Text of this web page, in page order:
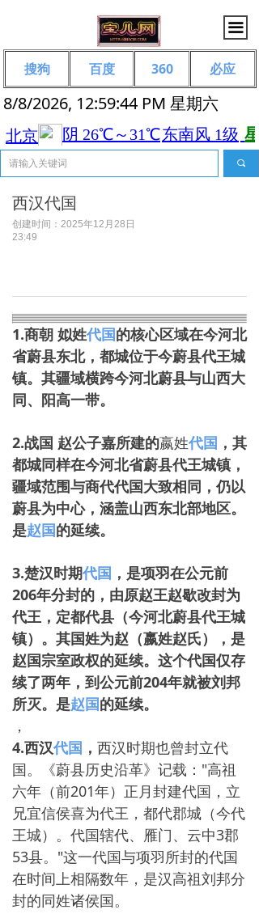
끀
8/8/2026, 12:59:44 PM 星期六
끠
搜狗 百度 360 必应
西汉代国
创建时间： 2025年12月28日
23:49
1.商朝 姒姓代国的核心区域在‌今河北
省蔚县东北‌，都城位于今蔚县代王城
镇。其疆域横跨今河北蔚县与山西大
同、阳高一带。
2.战国 赵公子嘉所建的嬴姓代国 ，其
都城同样在‌今河北省蔚县代王城镇‌，
疆域范围与商代代国大致相同，仍以
蔚县为中心，涵盖山西东北部地区。
是赵国的延续。
3.楚汉时期代国 ，是项羽在公元前
206年分封的，由原赵王赵歇改封为
代王，定都代县（今河北蔚县代王城
镇）。其国姓为‌赵‌（嬴姓赵氏），是
赵国宗室政权的延续。这个代国仅存
续了两年，到公元前204年就被刘邦
所灭。 是赵国的延续。
，
4.西汉代国 ， 西汉时期也曾封立代
国。《蔚县历史沿革》记载："高祖
六年（前201年）正月封建代国，立
兄宜信侯喜为代王，都代郡城（今代
王城）。代国辖代、雁门、云中3郡
53县。"这一代国与项羽所封的代国
在时间上相隔数年，是汉高祖刘邦分
封的同姓诸侯国。